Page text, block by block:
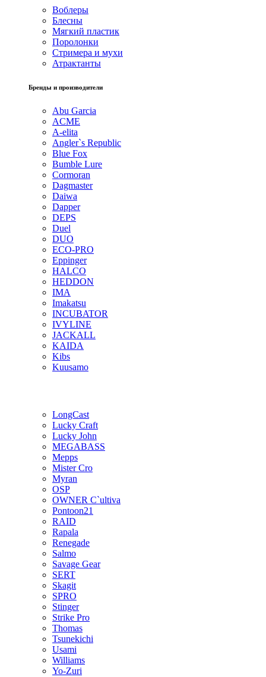
Воблеры
Блесны
Мягкий пластик
Поролонки
Стримера и мухи
Атрактанты
Бренды и производители
Abu Garcia
ACME
A-elita
Angler`s Republic
Blue Fox
Bumble Lure
Cormoran
Dagmaster
Daiwa
Dapper
DEPS
Duel
DUO
ECO-PRO
Eppinger
HALCO
HEDDON
IMA
Imakatsu
INCUBATOR
IVYLINE
JACKALL
KAIDA
Kibs
Kuusamo
LongCast
Lucky Craft
Lucky John
MEGABASS
Mepps
Mister Cro
Myran
OSP
OWNER C`ultiva
Pontoon21
RAID
Rapala
Renegade
Salmo
Savage Gear
SERT
Skagit
SPRO
Stinger
Strike Pro
Thomas
Tsunekichi
Usami
Williams
Yo-Zuri